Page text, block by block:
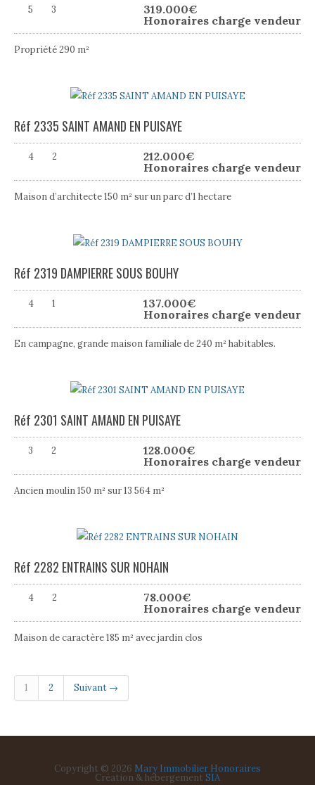
5 3 319.000€
Honoraires charge vendeur
Propriété 290 m²
Réf 2335 SAINT AMAND EN PUISAYE
4 2 212.000€
Honoraires charge vendeur
Maison d’architecte 150 m² sur un parc d’1 hectare
Réf 2319 DAMPIERRE SOUS BOUHY
4 1 137.000€
Honoraires charge vendeur
En campagne, grande maison familiale de 240 m² habitables.
Réf 2301 SAINT AMAND EN PUISAYE
3 2 128.000€
Honoraires charge vendeur
Ancien moulin 150 m² sur 13 564 m²
Réf 2282 ENTRAINS SUR NOHAIN
4 2 78.000€
Honoraires charge vendeur
Maison de caractère 185 m² avec jardin clos
1 2 Suivant →
Copyright © 2026 Mary Immobilier Honoraires
Création & hébergement SIA